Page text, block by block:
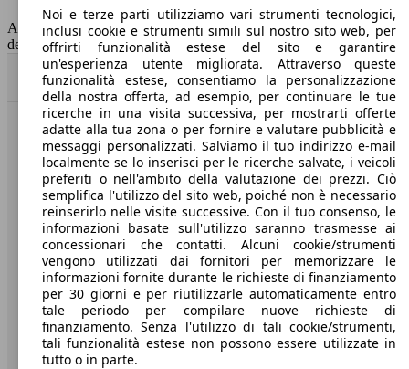
Capacità del serbatoio
45 l
AutoScout24 non si assume alcuna responsabilità per la correttezza
dei dati.
Torna su
Benvenuti su AutoScout24, il mercato auto europeo.
Società
A proposito di AutoScout24
Stampa
Media
Condizioni generali
Informazioni
Noi e terze parti utilizziamo vari strumenti tecnologici,
inclusi cookie e strumenti simili sul nostro sito web, per
offrirti funzionalità estese del sito e garantire
un'esperienza utente migliorata. Attraverso queste
funzionalità estese, consentiamo la personalizzazione
della nostra offerta, ad esempio, per continuare le tue
ricerche in una visita successiva, per mostrarti offerte
adatte alla tua zona o per fornire e valutare pubblicità e
messaggi personalizzati. Salviamo il tuo indirizzo e-mail
localmente se lo inserisci per le ricerche salvate, i veicoli
preferiti o nell'ambito della valutazione dei prezzi. Ciò
semplifica l'utilizzo del sito web, poiché non è necessario
reinserirlo nelle visite successive. Con il tuo consenso, le
informazioni basate sull'utilizzo saranno trasmesse ai
concessionari che contatti. Alcuni cookie/strumenti
vengono utilizzati dai fornitori per memorizzare le
informazioni fornite durante le richieste di finanziamento
per 30 giorni e per riutilizzarle automaticamente entro
tale periodo per compilare nuove richieste di
finanziamento. Senza l'utilizzo di tali cookie/strumenti,
tali funzionalità estese non possono essere utilizzate in
tutto o in parte.